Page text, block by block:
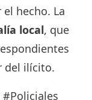
hecho. La
local, que
del ilícito.